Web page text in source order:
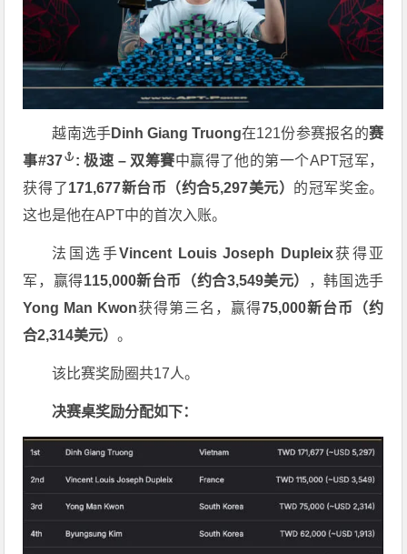
越南选手Dinh Giang Truong在121份参赛报名的赛
事#37 : 极速 – 双筹賽中赢得了他的第一个APT冠军，
获得了171,677新台币（约合5,297美元） 的冠军奖金。
这也是他在APT中的首次入账。
法国选手Vincent Louis Joseph Dupleix获得亚
军，赢得115,000新台币（约合3,549美元）
，韩国选手
Yong Man Kwon获得第三名，赢得75,000新台币（约
合2,314美元）。
该比赛奖励圈共17人。
决赛桌奖励分配如下：